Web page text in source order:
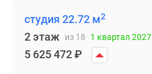
студия 22.72 м2
2 этаж из 18 1 квартал 2027
5 625 472₽